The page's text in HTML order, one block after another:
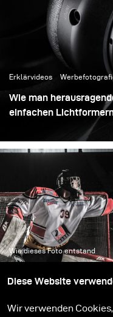
Erklärvideos
Wie man
einfachen
Wie dieses Foto entstand
Bewegungen in der
Diese Website
Wir verwenden